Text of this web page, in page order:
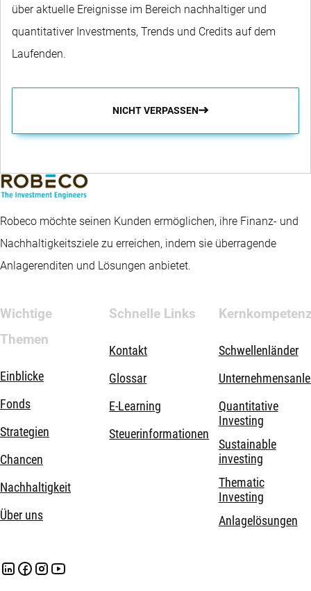
über aktuelle Ereignisse im Bereich nachhaltiger und
quantitativer Investments, Trends und Credits auf dem
Laufenden.
NICHT VERPASSEN
Robeco möchte seinen Kunden ermöglichen, ihre Finanz- und
Nachhaltigkeitsziele zu erreichen, indem sie überragende
Anlagerenditen und Lösungen anbietet.
Wichtige
Themen
Einblicke
Fonds
Strategien
Chancen
Nachhaltigkeit
Über uns
Schnelle Links
Kontakt
Glossar
E-Learning
Steuerinformationen
Schwellenländer
Quantitative
Investing
Sustainable
investing
Thematic
Investing
Anlagelösungen